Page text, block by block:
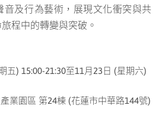
音及行為藝術，展現文化衝突與共
程中的轉變與突破。
五) 15:00-21:30至11月23日 (星期六)
業園區 第24棟 (花蓮市中華路144號)